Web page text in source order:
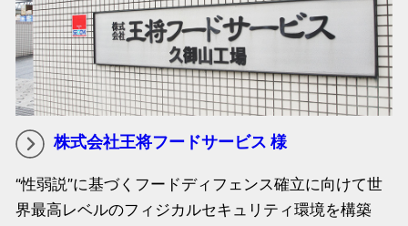
株式会社王将フードサービス 様
“性弱説”に基づくフードディフェンス確立に向けて世
界最高レベルのフィジカルセキュリティ環境を構築